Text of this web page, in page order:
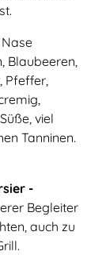
Blaubeeren,
Pfeffer,
viel
Tanninen.
-
Begleiter
auch zu